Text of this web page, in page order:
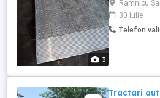
3
marfa sau
funcționează
negociabil
Ramnicu
30 iulie
Telefon
Tractari